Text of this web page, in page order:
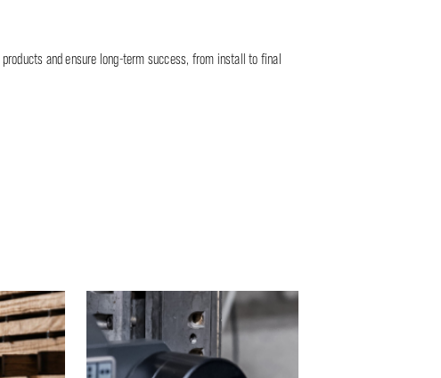
products and ensure long-term success, from install to final